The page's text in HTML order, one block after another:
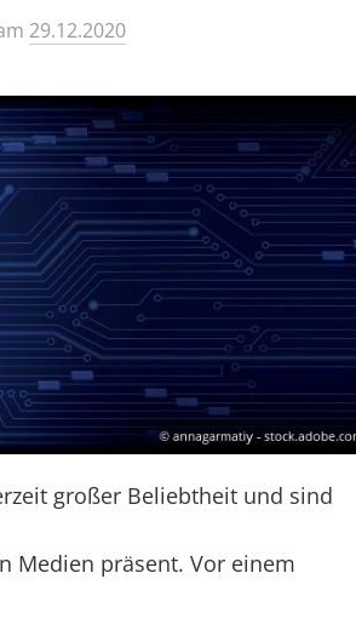
29.12.2020
großer Beliebtheit und sind
Medien präsent. Vor einem